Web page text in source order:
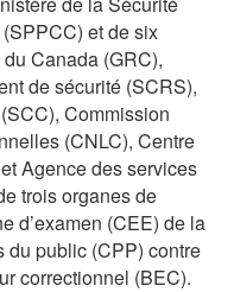
et de six
Canada (GRC),
de sécurité (SCRS),
Commission
(CNLC), Centre
Agence des services
trois organes de
d’examen (CEE) de la
du public (CPP) contre
correctionnel (BEC).